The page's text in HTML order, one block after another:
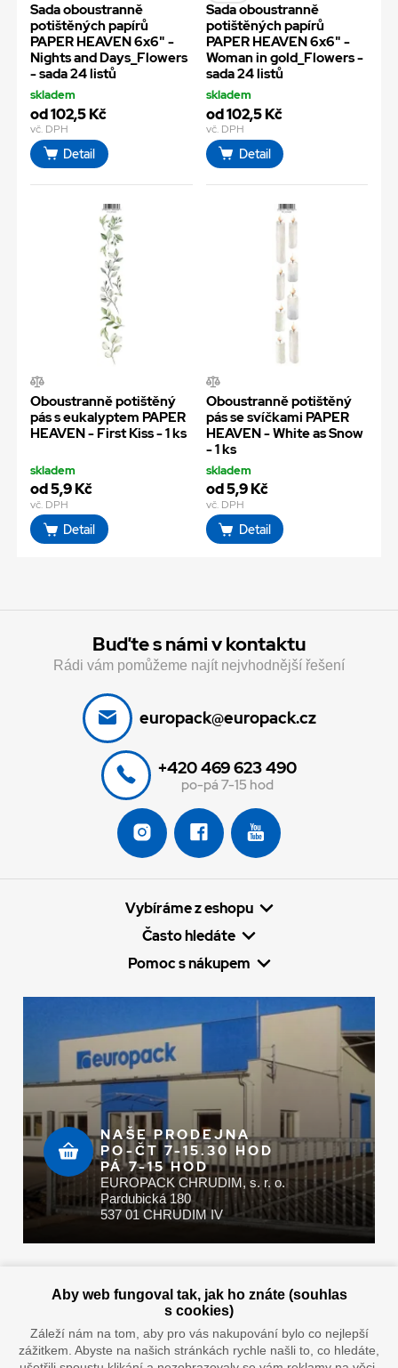
Sada oboustranně
potištěných papírů
PAPER HEAVEN 6x6" -
Nights and Days_Flowers
- sada 24 listů
skladem
od 102,5 Kč
vč. DPH
Detail
Sada oboustranně
potištěných papírů
PAPER HEAVEN 6x6" -
Woman in gold_Flowers -
sada 24 listů
skladem
od 102,5 Kč
vč. DPH
Detail
Oboustranně potištěný
pás s eukalyptem PAPER
HEAVEN - First Kiss - 1 ks
skladem
od 5,9 Kč
vč. DPH
Detail
Oboustranně potištěný
pás se svíčkami PAPER
HEAVEN - White as Snow
- 1 ks
skladem
od 5,9 Kč
vč. DPH
Detail
Buďte s námi v kontaktu
Rádi vám pomůžeme najít nejvhodnější řešení
europack@europack.cz
+420 469 623 490
po-pá 7-15 hod
Vybíráme z eshopu
Často hledáte
Pomoc s nákupem
NAŠE PRODEJNA
PO-ČT 7-15.30 HOD
PÁ 7-15 HOD
EUROPACK CHRUDIM, s. r. o.
Pardubická 180
537 01 CHRUDIM IV
Doprava vaším oblíbeným dopravcem
Aby web fungoval tak, jak ho znáte (souhlas
s cookies)
Záleží nám na tom, aby pro vás nakupování bylo co nejlepší
zážitkem. Abyste na našich stránkách rychle našli to, co hledáte,